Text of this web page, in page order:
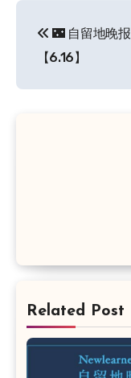
导
🌃 自留地晚报
【6.16】
Related Post